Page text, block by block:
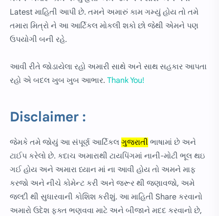
Latest માહિતી આપી છે. તમને અમારું કામ ગમ્યું હોય તો તમે
તમારા મિત્રો ને આ આર્ટિકલ મોકલી શકો છો જેથી એમને પણ
ઉપયોગી બની રહે.
આવી રીતે જોડાયેલા રહો અમારી સાથે અને સાથ સહકાર આપતા
રહો એ બદલ ખુબ ખુબ આભાર. Thank You!
Disclaimer :
જેમકે તમે જોયું આ સંપૂર્ણ આર્ટિકલ ગુજરાતી ભાષામાં છે અને
ટાઈપ કરેલો છે. કદાચ અમારાથી ટાયપિંગમાં નાની-મોટી ભૂલ થઇ
ગઈ હોય અને અમારા ધ્યાન માં ના આવી હોય તો અમને માફ
કરજો અને નીચે કોમેન્ટ કરી અને જરૂર થી જણાવજો, અમે
જલ્દી થી સુધારવાની કોશિશ કરીશું. આ માહિતી Share કરવાનો
અમારો ઉદેશ ફક્ત ભણવવા માટે અને બીજાને મદદ કરવાનો છે,